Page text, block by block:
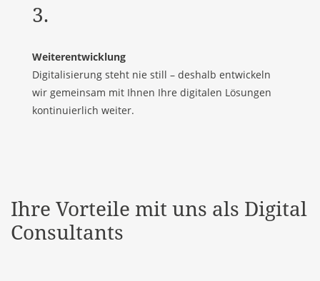
3.
Weiterentwicklung
Digitalisierung steht nie still – deshalb entwickeln
wir gemeinsam mit Ihnen Ihre digitalen Lösungen
kontinuierlich weiter.
Ihre Vorteile mit uns als Digital
Consultants